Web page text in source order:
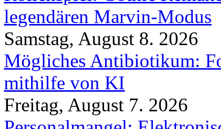
legendären Marvin-Modus
Samstag, August 8. 2026
Mögliches Antibiotikum:
mithilfe von KI
Freitag, August 7. 2026